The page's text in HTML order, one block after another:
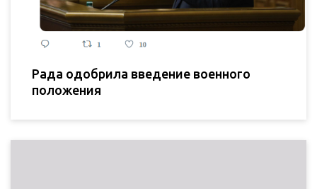
Рада одобрила введение военного
положения